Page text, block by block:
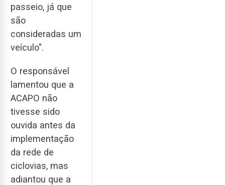
passeio, já que
são
consideradas um
veículo".
O responsável
lamentou que a
ACAPO não
tivesse sido
ouvida antes da
implementação
da rede de
ciclovias, mas
adiantou que a